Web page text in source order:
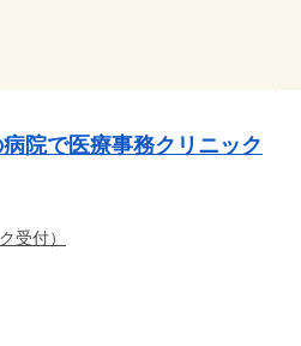
院で医療事務クリニック
受付）